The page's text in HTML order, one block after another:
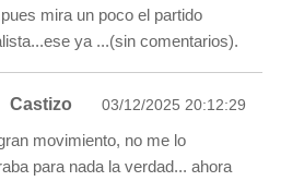
mira un poco el partido
ya ...(sin comentarios).
Castizo 03/12/2025 20:12:29
movimiento, no me lo
para nada la verdad... ahora